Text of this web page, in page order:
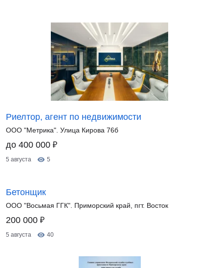
Риелтор, агент по недвижимости
ООО "Метрика". Улица Кирова 76б
до 400 000 ₽
5 августа 5
Бетонщик
ООО "Восьмая ГГК". Приморский край, пгт. Восток
200 000 ₽
5 августа 40